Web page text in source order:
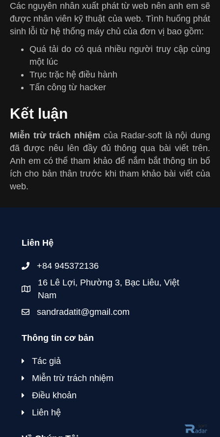
Các nguyên nhân xuất phát từ web nên anh em sẽ
được nhân viên kỹ thuật của web. Tình huống phát
sinh lỗi từ hệ thống máy chủ của đơn vị bao gồm:
Quá tải do có quá nhiều người truy cập cùng
một lúc
Trục trặc hệ điều hành
Tấn công từ hacker
Kết luận
Miễn trừ trách nhiệm của Radar-soft là nội dung
đã được nêu lên đầy đủ thông qua bài viết trên.
Anh em có thể tham khảo để nắm bắt thông tin bổ
ích cho bản thân trước khi tham khảo bài viết của
web.
Liên Hệ
+84 945372136
16 Lê Lợi, Phường 3, Bạc Liêu, Việt
Nam
sandradatit@gmail.com
Thông tin cơ bản
Tác giả
Miễn trừ trách nhiệm
Điều khoản
Liên hệ